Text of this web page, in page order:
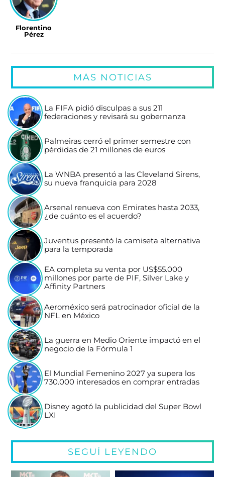
Florentino
Pérez
MÁS NOTICIAS
La FIFA pidió disculpas a sus 211
federaciones y revisará su gobernanza
Palmeiras cerró el primer semestre con
pérdidas de 21 millones de euros
La WNBA presentó a las Cleveland Sirens,
su nueva franquicia para 2028
Arsenal renueva con Emirates hasta 2033,
¿de cuánto es el acuerdo?
Juventus presentó la camiseta alternativa
para la temporada
EA completa su venta por US$55.000
millones por parte de PIF, Silver Lake y
Affinity Partners
Aeroméxico será patrocinador oficial de la
NFL en México
La guerra en Medio Oriente impactó en el
negocio de la Fórmula 1
El Mundial Femenino 2027 ya supera los
730.000 interesados en comprar entradas
Disney agotó la publicidad del Super Bowl
LXI
SEGUÍ LEYENDO